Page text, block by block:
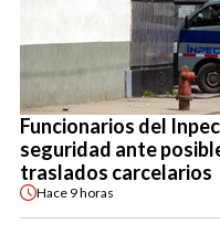
Funcionarios del
seguridad ante
traslados carcelarios
Hace 9 horas